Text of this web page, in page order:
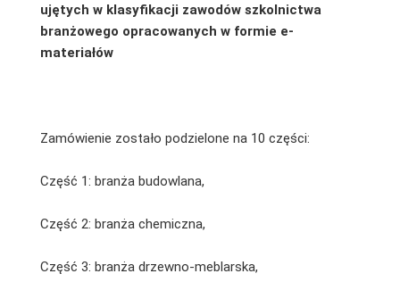
ujętych w klasyfikacji zawodów szkolnictwa
branżowego opracowanych w formie e-
materiałów
Zamówienie zostało podzielone na 10 części:
Część 1: branża budowlana,
Część 2: branża chemiczna,
Część 3: branża drzewno-meblarska,